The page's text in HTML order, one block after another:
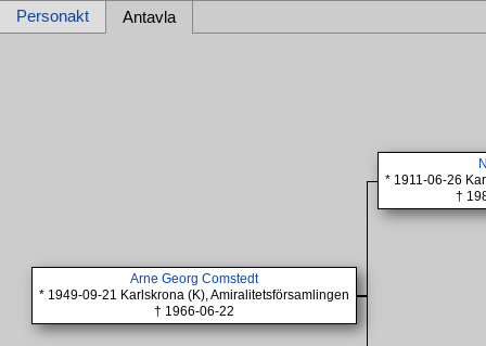
Personakt Antavla
Arne Georg Comstedt
* 1949-09-21 Karlskrona (K), Amiralitetsförsamlingen
† 1966-06-22
* 1911-06-26
†